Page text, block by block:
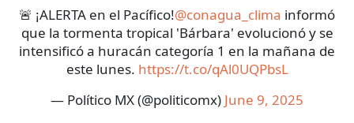
🚨 ¡ALERTA en el Pacífico!@conagua_clima informó
que la tormenta tropical 'Bárbara' evolucionó y se
intensificó a huracán categoría 1 en la mañana de
este lunes. https://t.co/qAl0UQPbsL
— Político MX (@politicomx) June 9, 2025